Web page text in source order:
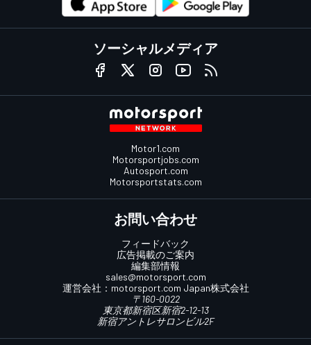
ソーシャルメディア
Motor1.com
Motorsportjobs.com
Autosport.com
Motorsportstats.com
お問い合わせ
フィードバック
広告掲載のご案内
編集部情報
sales@motorsport.com
運営会社： motorsport.com Japan株式会社
〒160-0022
東京都新宿区新宿2-12-13
新宿アントレサロンビル2F